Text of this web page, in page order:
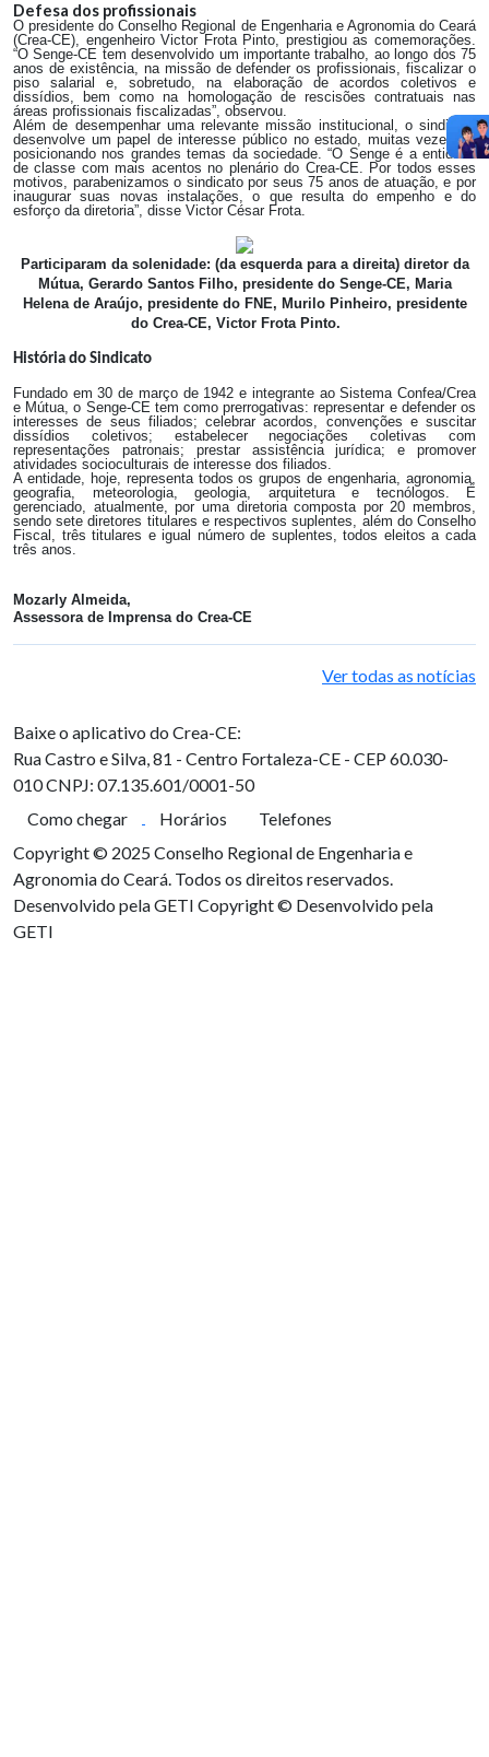
Defesa dos profissionais
O presidente do Conselho Regional de Engenharia e Agronomia do Ceará
(Crea-CE), engenheiro Victor Frota Pinto, prestigiou as comemorações.
“O Senge-CE tem desenvolvido um importante trabalho, ao longo dos 75
anos de existência, na missão de defender os profissionais, fiscalizar o
piso salarial e, sobretudo, na elaboração de acordos coletivos e
dissídios, bem como na homologação de rescisões contratuais nas
áreas profissionais fiscalizadas”, observou.
Além de desempenhar uma relevante missão institucional, o sindicato
desenvolve um papel de interesse público no estado, muitas vezes se
posicionando nos grandes temas da sociedade. “O Senge é a entidade
de classe com mais acentos no plenário do Crea-CE. Por todos esses
motivos, parabenizamos o sindicato por seus 75 anos de atuação, e por
inaugurar suas novas instalações, o que resulta do empenho e do
esforço da diretoria”, disse Victor César Frota.
Participaram da solenidade: (da esquerda para a direita) diretor da
Mútua, Gerardo Santos Filho, presidente do Senge-CE, Maria
Helena de Araújo, presidente do FNE, Murilo Pinheiro, presidente
do Crea-CE, Victor Frota Pinto.
História do Sindicato
Fundado em 30 de março de 1942 e integrante ao Sistema Confea/Crea
e Mútua, o Senge-CE tem como prerrogativas: representar e defender os
interesses de seus filiados; celebrar acordos, convenções e suscitar
dissídios coletivos; estabelecer negociações coletivas com
representações patronais; prestar assistência jurídica; e promover
atividades socioculturais de interesse dos filiados.
A entidade, hoje, representa todos os grupos de engenharia, agronomia,
geografia, meteorologia, geologia, arquitetura e tecnólogos. É
gerenciado, atualmente, por uma diretoria composta por 20 membros,
sendo sete diretores titulares e respectivos suplentes, além do Conselho
Fiscal, três titulares e igual número de suplentes, todos eleitos a cada
três anos.
Mozarly Almeida,
Assessora de Imprensa do Crea-CE
Ver todas as notícias
Baixe o aplicativo do Crea-CE:
Rua Castro e Silva, 81 - Centro Fortaleza-CE - CEP 60.030-
010CNPJ: 07.135.601/0001-50
Como chegar
Horários
Telefones
Copyright © 2025 Conselho Regional de Engenharia e
Agronomia do Ceará. Todos os direitos reservados.
Desenvolvido pela GETI Copyright © Desenvolvido pela
GETI